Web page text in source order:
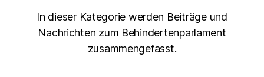
In dieser Kategorie werden Beiträge und
Nachrichten zum Behindertenparlament
zusammengefasst.